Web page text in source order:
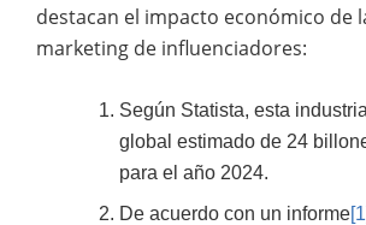
destacan el impacto económico de
marketing de influenciadores:
Según Statista, esta
global estimado de 24
para el año 2024.
De acuerdo con un informe